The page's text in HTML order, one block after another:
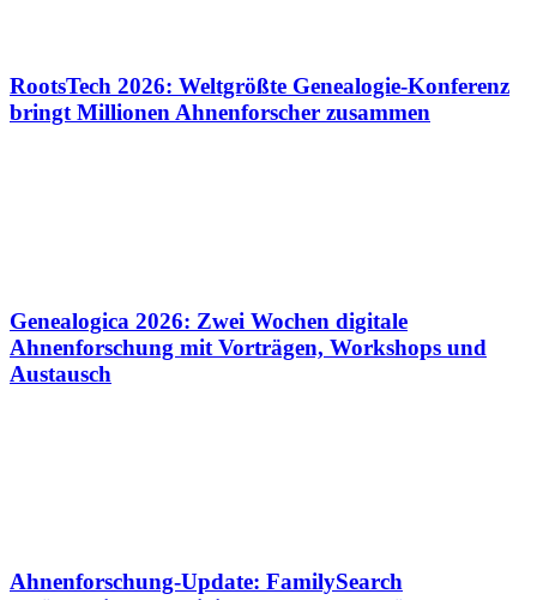
RootsTech 2026: Weltgrößte Genealogie-Konferenz
bringt Millionen Ahnenforscher zusammen
Genealogica 2026: Zwei Wochen digitale
Ahnenforschung mit Vorträgen, Workshops und
Austausch
Ahnenforschung-Update: FamilySearch